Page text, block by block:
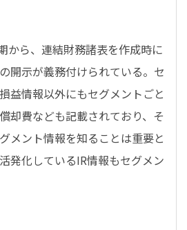
から、連結財務諸表を作成時に
開示が義務付けられている。セ
益情報以外にもセグメントごと
却費なども記載されており、そ
メント情報を知ることは重要と
発化しているIR情報もセグメン